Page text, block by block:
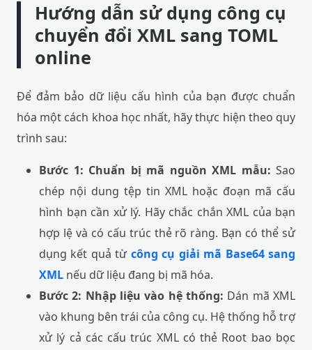
Hướng dẫn sử dụng công cụ
chuyển đổi XML sang TOML
online
Để đảm bảo dữ liệu cấu hình của bạn được chuẩn
hóa một cách khoa học nhất, hãy thực hiện theo quy
trình sau:
Bước 1: Chuẩn bị mã nguồn XML mẫu: Sao
chép nội dung tệp tin XML hoặc đoạn mã cấu
hình bạn cần xử lý. Hãy chắc chắn XML của bạn
hợp lệ và có cấu trúc thẻ rõ ràng. Bạn có thể sử
dụng kết quả từ công cụ giải mã Base64 sang
XML nếu dữ liệu đang bị mã hóa.
Bước 2: Nhập liệu vào hệ thống: Dán mã XML
vào khung bên trái của công cụ. Hệ thống hỗ trợ
xử lý cả các cấu trúc XML có thẻ Root bao bọc